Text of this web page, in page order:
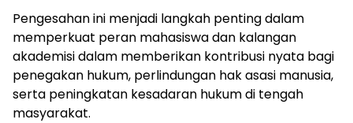
Pengesahan ini menjadi langkah penting dalam
memperkuat peran mahasiswa dan kalangan
akademisi dalam memberikan kontribusi nyata bagi
penegakan hukum, perlindungan hak asasi manusia,
serta peningkatan kesadaran hukum di tengah
masyarakat.